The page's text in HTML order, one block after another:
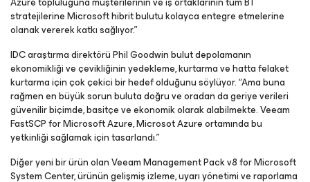
stratejilerine Microsoft hibrit bulutu kolayca entegre etmelerine
olanak vererek katkı sağlıyor.”
IDC araştırma direktörü Phil Goodwin bulut depolamanın
ekonomikliği ve çevikliğinin yedekleme, kurtarma ve hatta felaket
kurtarma için çok çekici bir hedef olduğunu söylüyor. “Ama buna
rağmen en büyük sorun buluta doğru ve oradan da geriye verileri
güvenilir biçimde, basitçe ve ekonomik olarak alabilmekte. Veeam
FastSCP for Microsoft Azure, Microsot Azure ortamında bu
yetkinliği sağlamak için tasarlandı.”
Diğer yeni bir ürün olan Veeam Management Pack v8 for Microsoft
System Center, ürünün gelişmiş izleme, uyarı yönetimi ve raporlama